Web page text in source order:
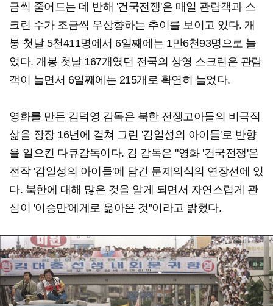
금씩 줄어드는 데 반해 '건국전쟁'은 매일 관람객과 스
크린 수가 조금씩 우상향하는 추이를 보이고 있다. 개
봉 첫날 5천411명에서 6일째에는 1만6천93명으로 늘
었다. 개봉 첫날 167개였던 전국의 상영 스크린은 관람
객이 늘면서 6일째에는 215개로 확연히 늘었다.
영화를 만든 김덕영 감독은 북한 전쟁고아들의 비극적
삶을 장장 16년에 걸쳐 그린 '김일성의 아이들'로 반향
을 일으킨 다큐감독이다. 김 감독은 "영화 '건국전쟁'은
전작 '김일성의 아이들'에 담긴 문제의식의 연장선에 있
다. 북한에 대해 많은 것을 알게 되면서 자연스럽게 관
심이 '이승만'에게로 옮아온 것"이라고 밝혔다.